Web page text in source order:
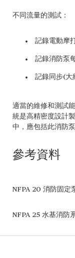
不同流量的測試：
記錄電動摩
記錄消防泵
記錄同步(大
適當的維修和測試
統是高精密度設計
中，應包括此消防
參考資料
NFPA 20 消防固定
NFPA 25 水基消防